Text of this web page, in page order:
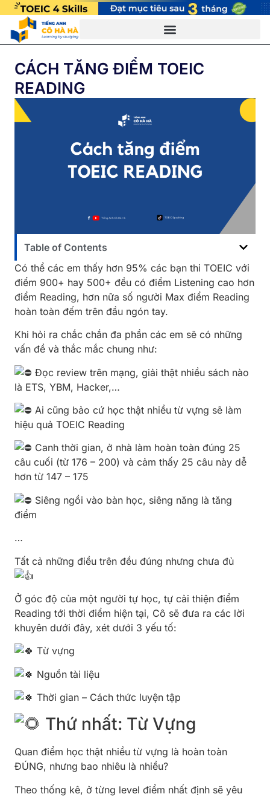
CÁCH TĂNG ĐIỂM TOEIC
READING
Table of Contents
Có thể các em thấy hơn 95% các bạn thi TOEIC với
điểm 900+ hay 500+ đều có điểm Listening cao hơn
điểm Reading, hơn nữa số người Max điểm Reading
hoàn toàn đếm trên đầu ngón tay.
Khi hỏi ra chắc chắn đa phần các em sẽ có những
vấn đề và thắc mắc chung như:
Đọc review trên mạng, giải thật nhiều sách nào
là ETS, YBM, Hacker,…
Ai cũng bảo cứ học thật nhiều từ vựng sẽ làm
hiệu quả TOEIC Reading
Canh thời gian, ở nhà làm hoàn toàn đúng 25
câu cuối (từ 176 – 200) và cảm thấy 25 câu này dễ
hơn từ 147 – 175
Siêng ngồi vào bàn học, siêng năng là tăng
điểm
…
Tất cả những điều trên đều đúng nhưng chưa đủ
Ở góc độ của một người tự học, tự cải thiện điểm
Reading tới thời điểm hiện tại, Cô sẽ đưa ra các lời
khuyên dưới đây, xét dưới 3 yếu tố:
Từ vựng
Nguồn tài liệu
Thời gian – Cách thức luyện tập
Thứ nhất: Từ Vựng
Quan điểm học thật nhiều từ vựng là hoàn toàn
ĐÚNG, nhưng bao nhiêu là nhiều?
Theo thống kê, ở từng level điểm nhất định sẽ yêu